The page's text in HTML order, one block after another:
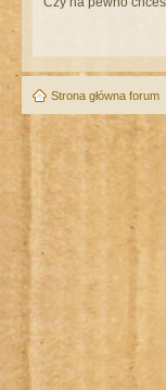
Strona główna forum